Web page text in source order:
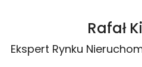
Rafał
Ekspert Rynku